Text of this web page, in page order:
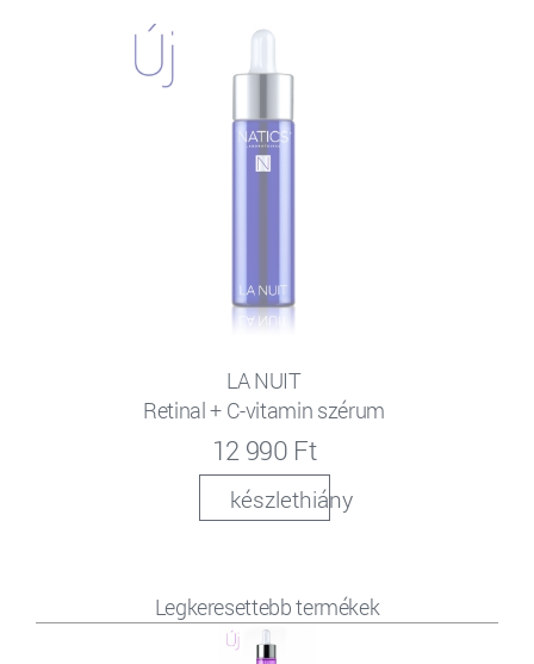
LA NUIT
Retinal + C-vitamin szérum
12 990 Ft
készlethiány
Legkeresettebb termékek